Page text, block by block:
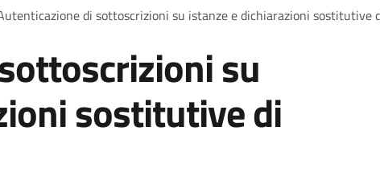
di sottoscrizioni su istanze e dichiarazioni sostitutive
su
sostitutive di